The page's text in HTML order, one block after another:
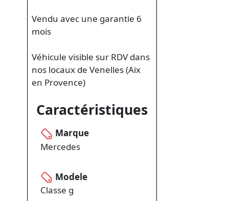
Vendu avec une garantie 6
mois
Véhicule visible sur RDV dans
nos locaux de Venelles (Aix
en Provence)
Caractéristiques
Marque
Mercedes
Modele
Classe g